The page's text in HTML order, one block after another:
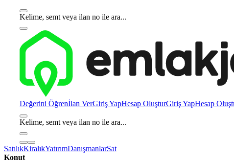
Kelime, semt veya ilan no ile ara...
Değerini Öğrenİlan VerGiriş YapHesap OluşturGiriş YapHesap
Kelime, semt veya ilan no ile ara...
SatılıkKiralıkYatırımDanışmanlarSat
Konut